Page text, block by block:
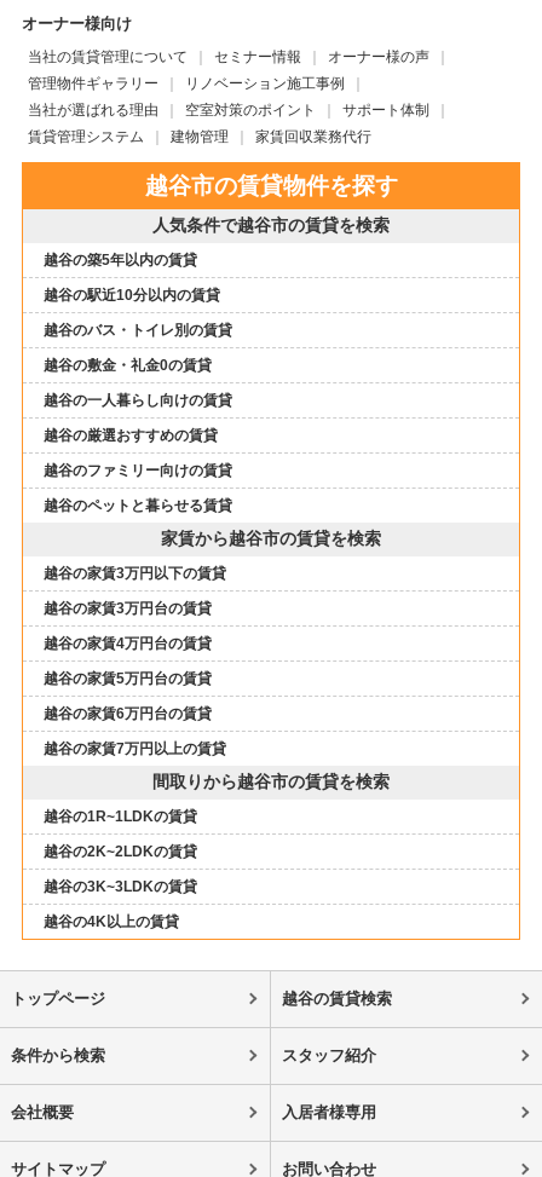
オーナー様向け
当社の賃貸管理について セミナー情報
オーナー様の声
管理物件ギャラリー
リノベーション施工事例
当社が選ばれる理由
空室対策のポイント
サポート体制
賃貸管理システム
建物管理 家賃回収業務代行
越谷市の賃貸物件を探す
人気条件で越谷市の賃貸を検索
越谷の築5年以内の賃貸
越谷の駅近10分以内の賃貸
越谷のバス・トイレ別の賃貸
越谷の敷金・礼金0の賃貸
越谷の一人暮らし向けの賃貸
越谷の厳選おすすめの賃貸
越谷のファミリー向けの賃貸
越谷のペットと暮らせる賃貸
家賃から越谷市の賃貸を検索
越谷の家賃3万円以下の賃貸
越谷の家賃3万円台の賃貸
越谷の家賃4万円台の賃貸
越谷の家賃5万円台の賃貸
越谷の家賃6万円台の賃貸
越谷の家賃7万円以上の賃貸
間取りから越谷市の賃貸を検索
越谷の1R~1LDKの賃貸
越谷の2K~2LDKの賃貸
越谷の3K~3LDKの賃貸
越谷の4K以上の賃貸
トップページ 越谷の賃貸検索
条件から検索 スタッフ紹介
会社概要 入居者様専用
サイトマップ お問い合わせ